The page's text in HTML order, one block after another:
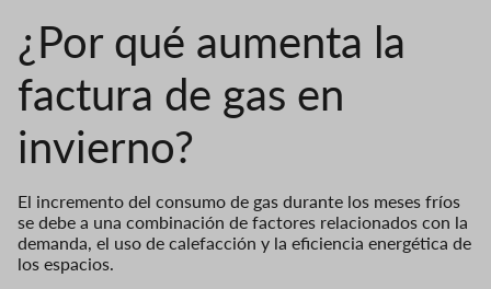
¿Por qué aumenta la
factura de gas en
invierno?
El incremento del consumo de gas durante los meses fríos
se debe a una combinación de factores relacionados con la
demanda, el uso de calefacción y la eficiencia energética de
los espacios.